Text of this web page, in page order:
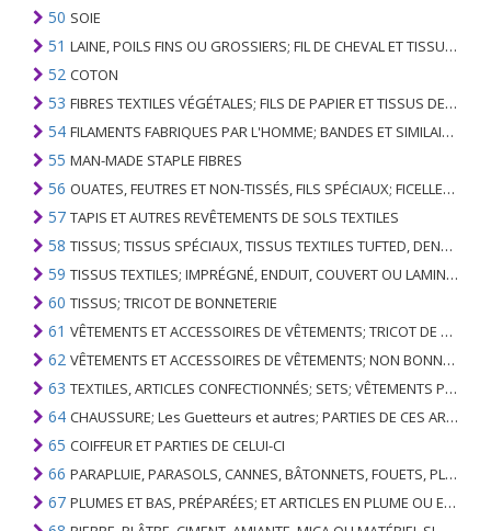
50 SOIE
51 LAINE, POILS FINS OU GROSSIERS; FIL DE CHEVAL ET TISSU TISSÉ
52 COTON
53 FIBRES TEXTILES VÉGÉTALES; FILS DE PAPIER ET TISSUS DE FILS DE PAPIER
54 FILAMENTS FABRIQUES PAR L'HOMME; BANDES ET SIMILAIRES DE MATIERES TEXTILES SYNTHETIQUES
55 MAN-MADE STAPLE FIBRES
56 OUATES, FEUTRES ET NON-TISSÉS, FILS SPÉCIAUX; FICELLES, CORDES, CORDES, CÂBLES ET ARTICLES ASSOCIÉS
57 TAPIS ET AUTRES REVÊTEMENTS DE SOLS TEXTILES
58 TISSUS; TISSUS SPÉCIAUX, TISSUS TEXTILES TUFTED, DENTELLE, TAPISSERIES, GARNITURES, BRODERIES
59 TISSUS TEXTILES; IMPRÉGNÉ, ENDUIT, COUVERT OU LAMINÉ; ARTICLES TEXTILES D'UN TYPE ADAPTÉ À L'USAGE INDUSTRIEL
60 TISSUS; TRICOT DE BONNETERIE
61 VÊTEMENTS ET ACCESSOIRES DE VÊTEMENTS; TRICOT DE BONNETERIE
62 VÊTEMENTS ET ACCESSOIRES DE VÊTEMENTS; NON BONNETERIE
63 TEXTILES, ARTICLES CONFECTIONNÉS; SETS; VÊTEMENTS PORTÉS ET ARTICLES TEXTILES USÉS; RAGS
64 CHAUSSURE; Les Guetteurs et autres; PARTIES DE CES ARTICLES
65 COIFFEUR ET PARTIES DE CELUI-CI
66 PARAPLUIE, PARASOLS, CANNES, BÂTONNETS, FOUETS, PLANTES DE CONDUITE; ET LEURS PARTIES
67 PLUMES ET BAS, PRÉPARÉES; ET ARTICLES EN PLUME OU EN BAS; FLEURS ARTIFICIELLES; ARTICLES DE CHEVEUX HUMAINS